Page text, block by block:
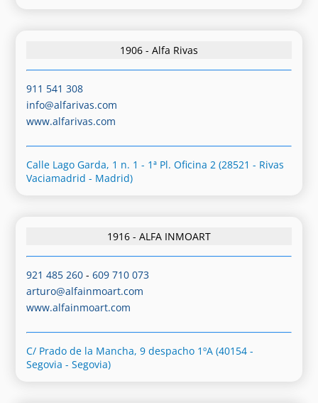
1906 - Alfa Rivas
911 541 308
info@alfarivas.com
www.alfarivas.com
Calle Lago Garda, 1 n. 1 - 1ª Pl. Oficina 2 (28521 - Rivas
Vaciamadrid - Madrid)
1916 - ALFA INMOART
921 485 260 -609 710 073
arturo@alfainmoart.com
www.alfainmoart.com
C/ Prado de la Mancha, 9 despacho 1ºA (40154 -
Segovia - Segovia)